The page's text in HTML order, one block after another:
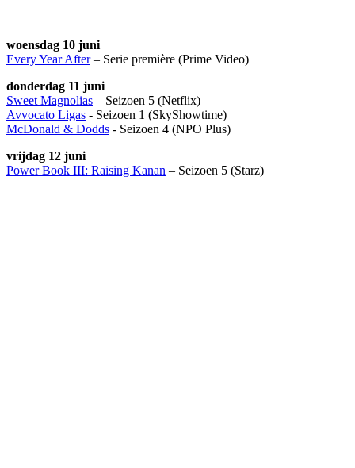
woensdag 10 juni
Every Year After– Serie première (Prime Video)
donderdag 11 juni
Sweet Magnolias – Seizoen 5 (Netflix)
Avvocato Ligas - Seizoen 1 (SkyShowtime)
McDonald & Dodds - Seizoen 4 (NPO Plus)
vrijdag 12 juni
Power Book III: Raising Kanan – Seizoen 5 (Starz)